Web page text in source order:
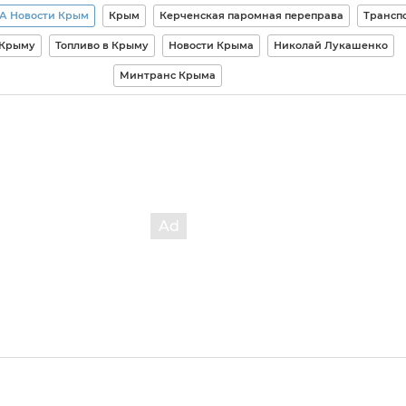
Новости Крым Крым Керченская паромная переправа
Топливо в Крыму Новости Крыма Николай Лукашенко
Минтранс Крыма